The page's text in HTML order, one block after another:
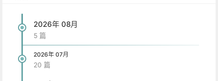
2026年 08月
5 篇
2026年 07月
20 篇